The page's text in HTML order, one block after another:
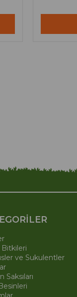
Bitkileri
ve Sukulentler
Saksıları